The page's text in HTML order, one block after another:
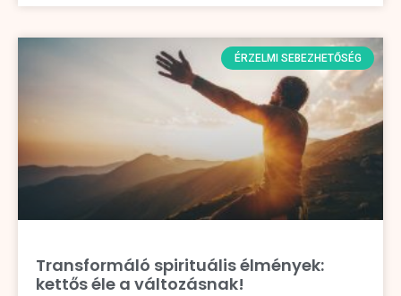
ÉRZELMI SEBEZHETŐSÉG
Transformáló spirituális élmények:
kettős éle a változásnak!